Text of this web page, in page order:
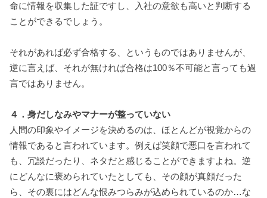
命に情報を収集した証ですし、入社の意欲も高いと判断する
ことができるでしょう。
それがあれば必ず合格する、というものではありませんが、
逆に言えば、それが無ければ合格は100％不可能と言っても過
言ではありません。
４．身だしなみやマナーが整っていない
人間の印象やイメージを決めるのは、ほとんどが視覚からの
情報であると言われています。例えば笑顔で悪口を言われて
も、冗談だったり、ネタだと感じることができますよね。逆
にどんなに褒められていたとしても、その顔が真顔だった
ら、その裏にはどんな恨みつらみが込められているのか…な